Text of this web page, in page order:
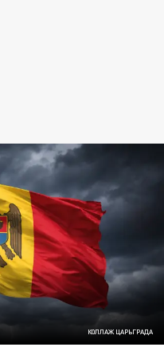
КОЛЛАЖ ЦАРЬГРАДА